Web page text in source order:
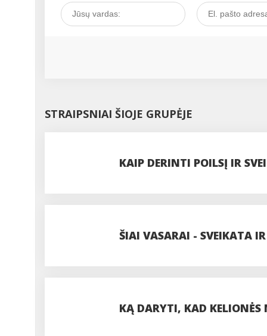
STRAIPSNIAI ŠIOJE GRUPĖJE
KAIP DERINTI POILSĮ IR
ŠIAI VASARAI - SVEIKATA
KĄ DARYTI, KAD KELIONĖS